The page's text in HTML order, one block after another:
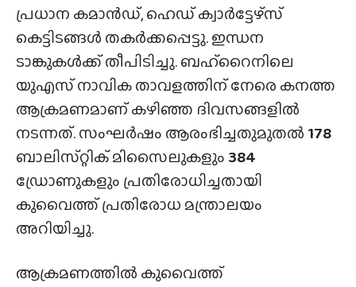
പ്രധാന കമാൻഡ്, ഹെഡ് ക്വാർട്ടേഴ്‌സ്
കെട്ടിടങ്ങൾ തകർക്കപ്പെട്ടു. ഇന്ധന
ടാങ്കുകൾക്ക് തീപിടിച്ചു. ബഹ്‌റൈനിലെ
യുഎസ് നാവിക താവളത്തിന് നേരെ കനത്ത
ആക്രമണമാണ് കഴിഞ്ഞ ദിവസങ്ങളിൽ
നടന്നത്. സംഘർഷം ആരംഭിച്ചതുമുതൽ 178
ബാലിസ്‌റ്റിക് മിസൈലുകളും 384
ഡ്രോണുകളും പ്രതിരോധിച്ചതായി
കുവൈത്ത് പ്രതിരോധ മന്ത്രാലയം
അറിയിച്ചു.
ആക്രമണത്തിൽ കുവൈത്ത്